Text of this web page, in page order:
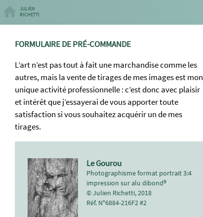
FORMULAIRE DE PRÉ-COMMANDE
L’art n’est pas tout à fait une marchandise comme les
autres, mais la vente de tirages de mes images est mon
unique activité professionnelle : c’est donc avec plaisir
et intérêt que j’essayerai de vous apporter toute
satisfaction si vous souhaitez acquérir un de mes
tirages.
Le Gourou
Photographisme format portrait 3:4
impression sur alu dibond®
© Julien Richetti, 2018
Réf. N°6884-216F2 #2
JULIEN
RICHETTI